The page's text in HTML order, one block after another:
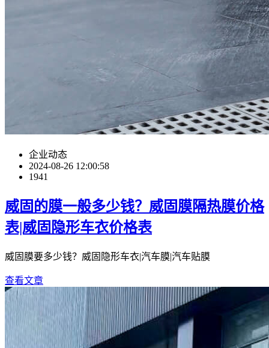
企业动态
2024-08-26 12:00:58
1941
威固的膜一般多少钱？威固膜隔热膜价格
表|威固隐形车衣价格表
威固膜要多少钱？威固隐形车衣|汽车膜|汽车贴膜
查看文章